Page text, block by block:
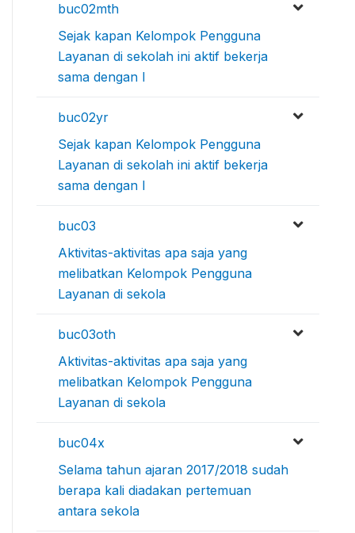
buc02mth
Sejak kapan Kelompok Pengguna
Layanan di sekolah ini aktif bekerja
sama dengan I
buc02yr
Sejak kapan Kelompok Pengguna
Layanan di sekolah ini aktif bekerja
sama dengan I
buc03
Aktivitas-aktivitas apa saja yang
melibatkan Kelompok Pengguna
Layanan di sekola
buc03oth
Aktivitas-aktivitas apa saja yang
melibatkan Kelompok Pengguna
Layanan di sekola
buc04x
Selama tahun ajaran 2017/2018 sudah
berapa kali diadakan pertemuan
antara sekola